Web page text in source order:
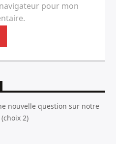
pour mon
nouvelle question sur notre
2)